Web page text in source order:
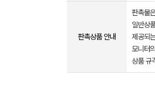
판촉상품 안내
판촉물
일반상
제공되
모니터
상품 규